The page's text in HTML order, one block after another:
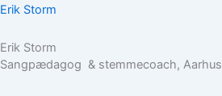
Skip
content
Erik Storm
Erik Storm
Sangpædagog & stemmecoach, Aarhus